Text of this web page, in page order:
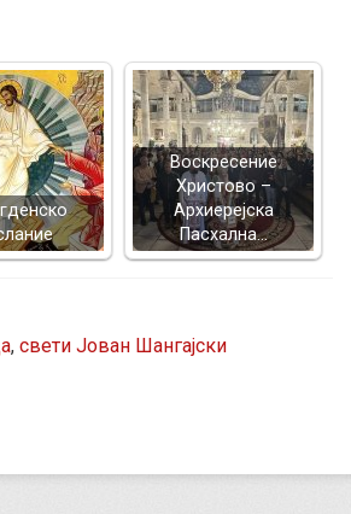
Воскресение
Христово –
Архиерејска
Пасхална…
, свети Јован Шангајски